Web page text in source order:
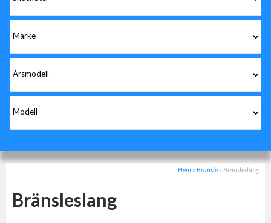
Hem » Bränsle » Bränsleslang
Bränsleslang